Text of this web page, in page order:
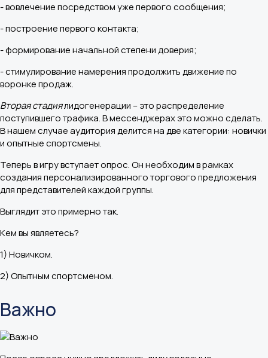
- вовлечение посредством уже первого сообщения;
- построение первого контакта;
- формирование начальной степени доверия;
- стимулирование намерения продолжить движение по
воронке продаж.
Вторая стадиялидогенерации – это распределение
поступившего трафика. В мессенджерах это можно сделать.
В нашем случае аудитория делится на две категории: новички
и опытные спортсмены.
Теперь в игру вступает опрос. Он необходим в рамках
создания персонализированного торгового предложения
для представителей каждой группы.
Выглядит это примерно так.
Кем вы являетесь?
1) Новичком.
2) Опытным спортсменом.
Важно